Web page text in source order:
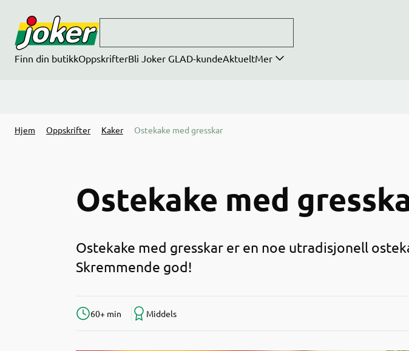
Finn din butikkOppskrifterBli Joker GLAD-kundeAktueltMer
Hjem Oppskrifter Kaker Ostekake med gresskar
Ostekake med
Ostekake med gresskar er en noe utradisjonell
Skremmende god!
60+ min Middels